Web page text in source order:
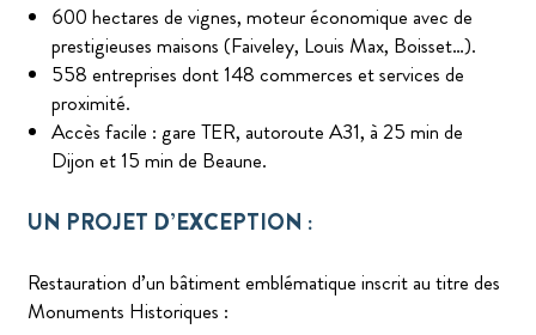
600 hectares de vignes, moteur économique avec de
prestigieuses maisons (Faiveley, Louis Max, Boisset…).
558 entreprises dont 148 commerces et services de
proximité.
Accès facile : gare TER, autoroute A31, à 25 min de
Dijon et 15 min de Beaune.
UN PROJET D’EXCEPTION :
Restauration d’un bâtiment emblématique inscrit au titre des
Monuments Historiques :